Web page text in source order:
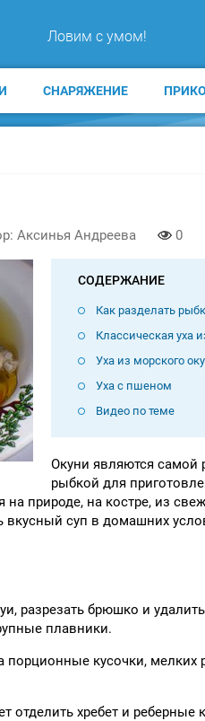
Ловим с умом!
СНАРЯЖЕНИЕ
Аксинья Андреева 0
СОДЕРЖАНИЕ
Как разделать
Классическая уха
Уха из морского
Уха с пшеном
Видео по теме
Окуни являются самой
рыбкой для
на природе, на костре, из
вкусный суп в домашних
разрезать брюшко и
плавники.
порционные кусочки,
отделить хребет и реберные